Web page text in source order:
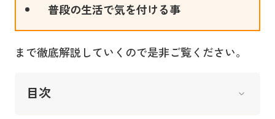
普段の生活で気を付ける事
まで徹底解説していくので是非ご覧ください。
目次